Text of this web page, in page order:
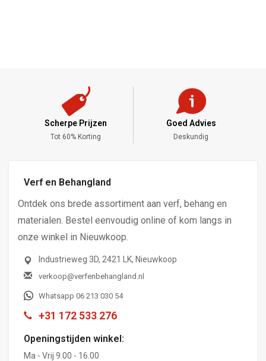
Scherpe Prijzen
Tot 60% Korting
Goed Advies
Deskundig
Verf en Behangland
Ontdek ons brede assortiment aan verf, behang en
materialen. Bestel eenvoudig online of kom langs in
onze winkel in Nieuwkoop.
Industrieweg 3D, 2421 LK, Nieuwkoop
verkoop@verfenbehangland.nl
Whatsapp 06 213 030 54
+31 172 533 276
Openingstijden winkel:
Ma - Vrij 9.00 - 16.00